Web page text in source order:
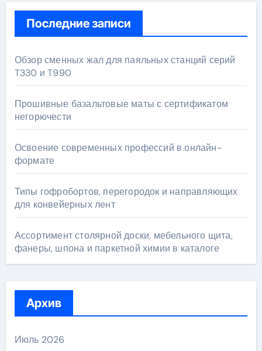
Последние записи
Обзор сменных жал для паяльных станций серий
T330 и T990
Прошивные базальтовые маты с сертификатом
негорючести
Освоение современных профессий в онлайн-
формате
Типы гофробортов, перегородок и направляющих
для конвейерных лент
Ассортимент столярной доски, мебельного щита,
фанеры, шпона и паркетной химии в каталоге
Архив
Июль 2026